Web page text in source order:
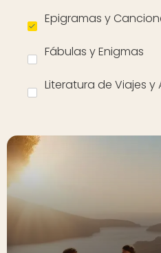
Epigramas y
Fábulas y Enigmas
Literatura de Viajes y